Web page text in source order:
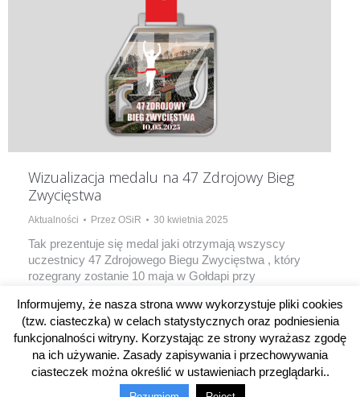
Wizualizacja medalu na 47 Zdrojowy Bieg
Zwycięstwa
Aktualności Przez OSiR 30 kwietnia 2025
Tak prezentuje się medal jaki otrzymają wszyscy
uczestnicy 47 Zdrojowego Biegu Zwycięstwa , który
rozegrany zostanie 10 maja w Gołdapi przy
© 2014-2025 OSiR w Gołdapi. Wszelkie prawa zastrzeżone.
Informujemy, że nasza strona www wykorzystuje pliki cookies
(tzw. ciasteczka) w celach statystycznych oraz podniesienia
funkcjonalności witryny. Korzystając ze strony wyrażasz zgodę
na ich używanie. Zasady zapisywania i przechowywania
ciasteczek można określić w ustawieniach przeglądarki..